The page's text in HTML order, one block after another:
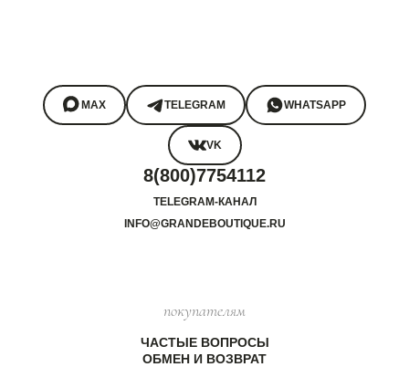
MAX TELEGRAM WHATSAPP
VK
8(800)7754112
TELEGRAM-КАНАЛ
INFO@GRANDEBOUTIQUE.RU
покупателям
ЧАСТЫЕ ВОПРОСЫ
ОБМЕН И ВОЗВРАТ